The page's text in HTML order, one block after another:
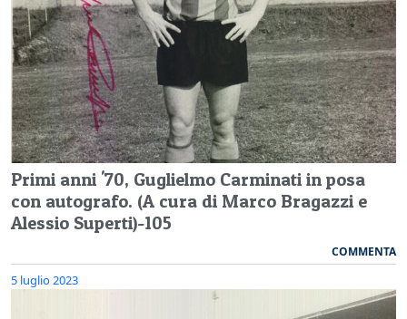
Primi anni '70, Guglielmo Carminati in posa
con autografo. (A cura di Marco Bragazzi e
Alessio Superti)-105
COMMENTA
5 luglio 2023